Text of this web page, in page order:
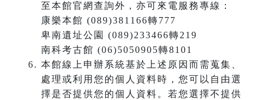
至本館官網查詢外，亦可來電服務專線：
康樂本館 (089)381166轉777
卑南遺址公園 (089)233466轉219
南科考古館 (06)5050905轉8101
本館線上申辦系統基於上述原因而需蒐集、
處理或利用您的個人資料時，您可以自由選
擇是否提供您的個人資料。若您選擇不提供